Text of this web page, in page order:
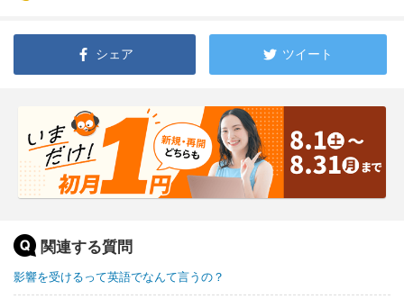
シェア ツイート
関連する質問
影響を受けるって英語でなんて言うの？